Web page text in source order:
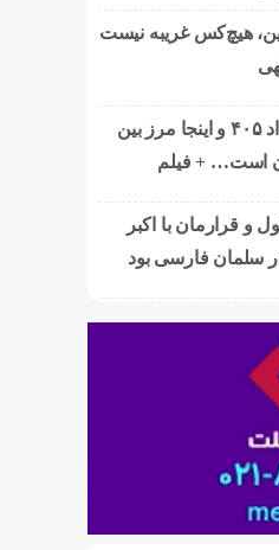
هیچ‌کس غریبه نیست
امروز ۶ مرداد ۴۰۵ و اینجا مرز بین
است… + فیلم
و قرارمان با اکبر
سلمان فارسی بود